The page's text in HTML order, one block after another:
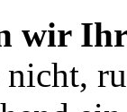
wir Ihr